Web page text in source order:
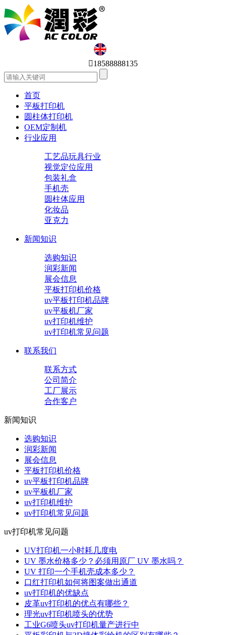
English
18588888135
首页
平板打印机
圆柱体打印机
OEM定制机
行业应用
工艺品玩具行业
视觉定位应用
包装礼盒
手机壳
圆柱体应用
化妆品
亚克力
新闻知识
选购知识
润彩新闻
展会信息
平板打印机价格
uv平板打印机品牌
uv平板机厂家
uv打印机维护
uv打印机常见问题
联系我们
联系方式
公司简介
工厂展示
合作客户
新闻知识
选购知识
润彩新闻
展会信息
平板打印机价格
uv平板打印机品牌
uv平板机厂家
uv打印机维护
uv打印机常见问题
uv打印机常见问题
UV打印机一小时耗几度电
UV 墨水价格多少？必须用原厂 UV 墨水吗？
UV 打印一个手机壳成本多少？
口红打印机如何将图案做出通道
uv打印机的优缺点
皮革uv打印机的优点有哪些？
理光uv打印机喷头的优势
工业G6喷头uv打印机量产进行中